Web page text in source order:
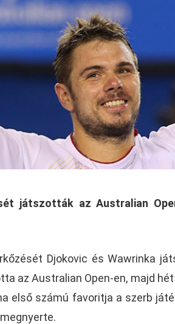
játszották az Australian
Djokovic és Wawrinka
az Australian Open-en, majd hét
első számú favoritja a szerb